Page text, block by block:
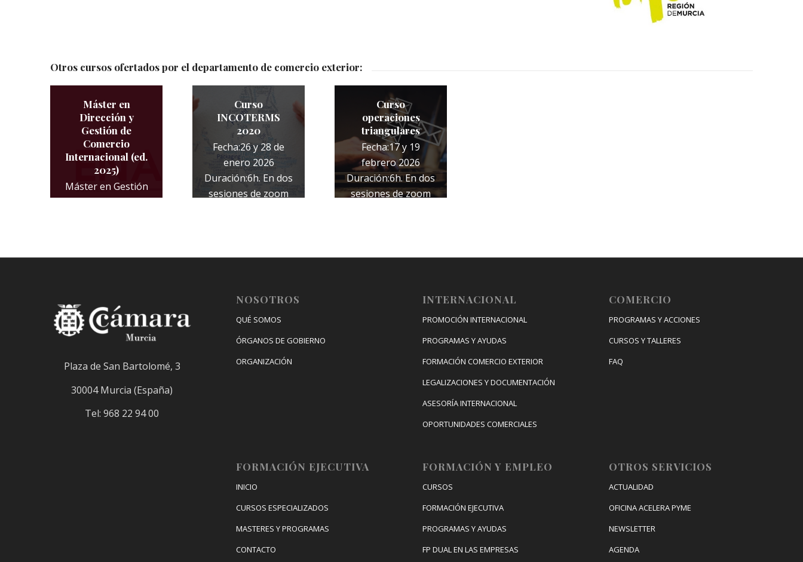
Otros cursos ofertados por el departamento de comercio exterior:
Máster en
Dirección y
Gestión de
Comercio
Internacional (ed.
2025)
Máster en Gestión
y Dirección de
por ENAE Business
School y
parcialmente
de FUNDAE
Gratuito
Curso
INCOTERMS
2020
Fecha:26 y 28 de
enero 2026
Duración:6h. En dos
sesiones de zoom
Curso
operaciones
triangulares
Fecha:17 y 19
febrero 2026
Duración:6h. En dos
sesiones de zoom
Plaza de San Bartolomé, 3
30004 Murcia (España)
Tel: 968 22 94 00
NOSOTROS
QUÉ SOMOS
ÓRGANOS DE GOBIERNO
ORGANIZACIÓN
FORMACIÓN EJECUTIVA
INICIO
CURSOS ESPECIALIZADOS
MASTERES Y PROGRAMAS
CONTACTO
INTERNACIONAL
PROMOCIÓN INTERNACIONAL
PROGRAMAS Y AYUDAS
FORMACIÓN COMERCIO EXTERIOR
LEGALIZACIONES Y DOCUMENTACIÓN
ASESORÍA INTERNACIONAL
OPORTUNIDADES COMERCIALES
FORMACIÓN Y EMPLEO
CURSOS
FORMACIÓN EJECUTIVA
PROGRAMAS Y AYUDAS
FP DUAL EN LAS EMPRESAS
COMERCIO
PROGRAMAS Y ACCIONES
CURSOS Y TALLERES
FAQ
OTROS SERVICIOS
ACTUALIDAD
OFICINA ACELERA PYME
NEWSLETTER
AGENDA